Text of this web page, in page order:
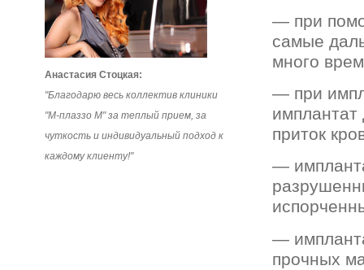
— при
самые
много
— при
приток
—
—
прочных
Анастасия Стоцкая:
"Благодарю весь коллектив клиники
"М-плаззо М" за теплый прием, за
чуткость и индивидуальный подход к
каждому клиенту!"